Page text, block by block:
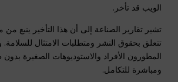
الويب قد تأخر.
تشير تقارير الصناعة إلى أن هذا التأخير ينبع
تتعلق بحقوق النشر ومتطلبات الامتثال للسلامة.
المطورون الأفراد والاستوديوهات الصغيرة
ومباشرة للتكامل.